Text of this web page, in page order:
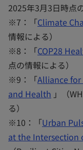
2025年3月3日時点
※7：「Climate
情報による）
※8：「COP28
点の情報による）
※9：「Alliance
and Health 」（
る）
※10：「Urban
at the Intersection